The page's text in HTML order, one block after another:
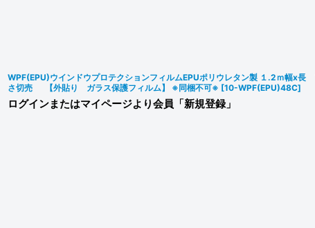
WPF(EPU)ウインドウプロテクションフィルムEPUポリウレタン製 １.2ｍ幅x長
さ切売 【外貼り ガラス保護フィルム】 ※同梱不可※ [10-WPF(EPU)48C]
ログインまたはマイページより会員「新規登録」